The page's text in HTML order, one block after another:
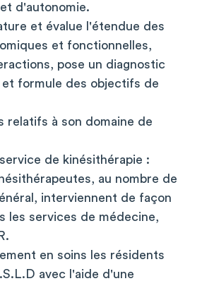
d'autonomie.
et évalue l'étendue des
et fonctionnelles,
pose un diagnostic
et formule des objectifs de
relatifs à son domaine de
de kinésithérapie :
au nombre de
interviennent de façon
les services de médecine,
en soins les résidents
avec l'aide d'une